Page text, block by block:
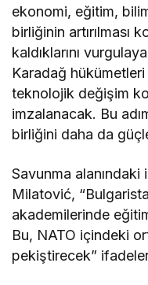
ekonomi, eğitim,
birliğinin artırılması
kaldıklarını
Karadağ
teknolojik değişim
imzalanacak. Bu
birliğini daha da
Savunma
Milatović,
akademilerinde
Bu, NATO içindeki
pekiştirecek”